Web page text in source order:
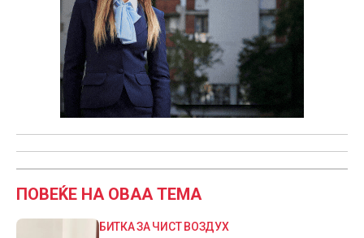
ПОВЕЌЕ НА ОВАА ТЕМА
БИТКА ЗА ЧИСТ ВОЗДУХ